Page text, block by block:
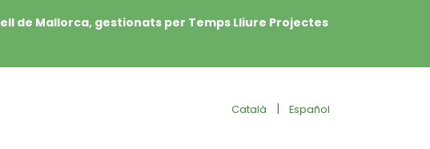
de Mallorca, gestionats per Temps Lliure Projectes
Català | Español